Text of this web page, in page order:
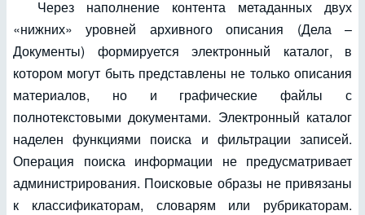
Через наполнение контента метаданных двух
«нижних» уровней архивного описания (Дела –
Документы) формируется электронный каталог, в
котором могут быть представлены не только описания
материалов, но и графические файлы с
полнотекстовыми документами. Электронный каталог
наделен функциями поиска и фильтрации записей.
Операция поиска информации не предусматривает
администрирования. Поисковые образы не привязаны
к классификаторам, словарям или рубрикаторам.